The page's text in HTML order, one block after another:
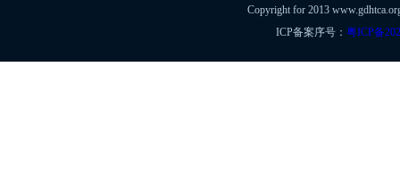
Copyright for 2013
ICP备案序号：粤ICP备